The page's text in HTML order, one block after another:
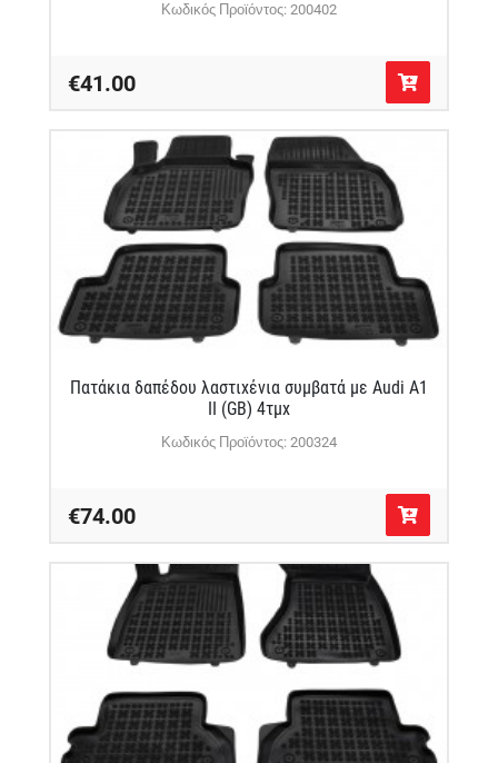
Κωδικός Προϊόντος: 200402
€41.00
Πατάκια δαπέδου λαστιχένια συμβατά με Audi A1
II (GB) 4τμχ
Κωδικός Προϊόντος: 200324
€74.00